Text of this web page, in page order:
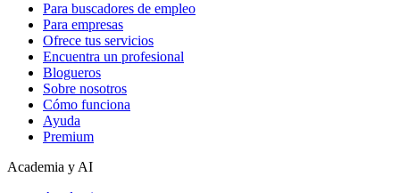
Para buscadores de empleo
Para empresas
Ofrece tus servicios
Encuentra un profesional
Blogueros
Sobre nosotros
Cómo funciona
Ayuda
Premium
Academia y AI